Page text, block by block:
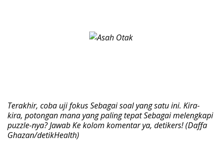
Terakhir, coba uji fokus Sebagai soal yang satu ini. Kira-
kira, potongan mana yang paling tepat Sebagai melengkapi
puzzle-nya? Jawab Ke kolom komentar ya, detikers! (Daffa
Ghazan/detikHealth)